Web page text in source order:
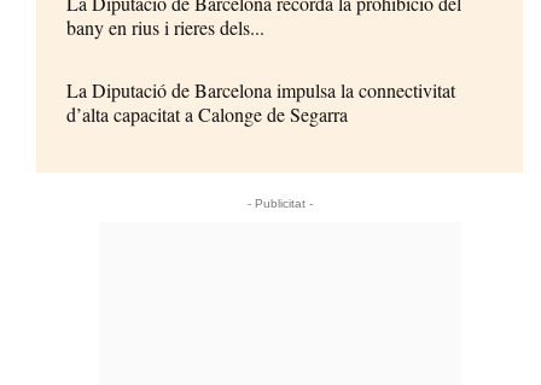
bany en rius i rieres dels...
La Diputació de Barcelona impulsa la connectivitat
d’alta capacitat a Calonge de Segarra
- Publicitat -